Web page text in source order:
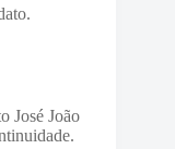
José João